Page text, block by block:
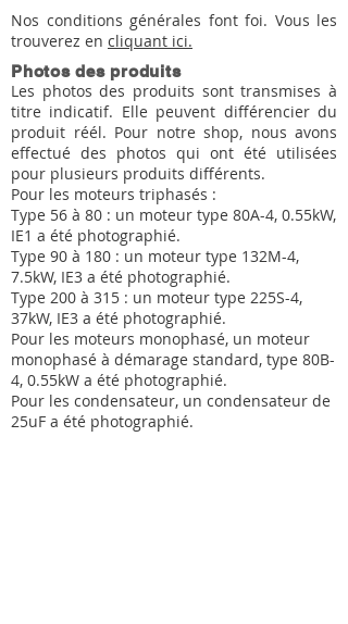
Nos conditions générales font foi. Vous les
trouverez en cliquant ici.
Photos des produits
Les photos des produits sont transmises à
titre indicatif. Elle peuvent différencier du
produit réél. Pour notre shop, nous avons
effectué des photos qui ont été utilisées
pour plusieurs produits différents.
Pour les moteurs triphasés :
Type 56 à 80 : un moteur type 80A-4, 0.55kW,
IE1 a été photographié.
Type 90 à 180 : un moteur type 132M-4,
7.5kW, IE3 a été photographié.
Type 200 à 315 : un moteur type 225S-4,
37kW, IE3 a été photographié.
Pour les moteurs monophasé, un moteur
monophasé à démarage standard, type 80B-
4, 0.55kW a été photographié.
Pour les condensateur, un condensateur de
25uF a été photographié.